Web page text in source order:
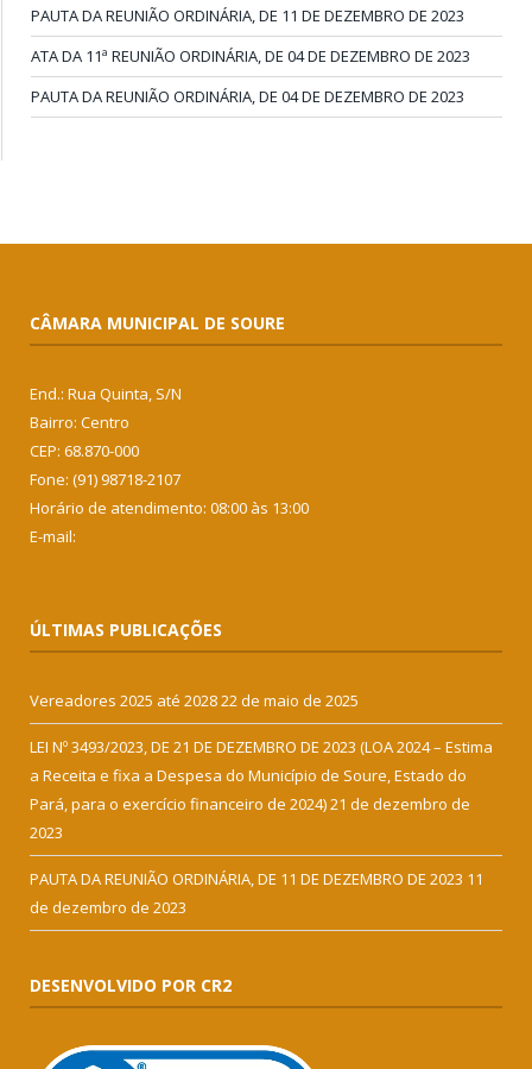
PAUTA DA REUNIÃO ORDINÁRIA, DE 11 DE DEZEMBRO DE 2023
ATA DA 11ª REUNIÃO ORDINÁRIA, DE 04 DE DEZEMBRO DE 2023
PAUTA DA REUNIÃO ORDINÁRIA, DE 04 DE DEZEMBRO DE 2023
CÂMARA MUNICIPAL DE SOURE
End.: Rua Quinta, S/N
Bairro: Centro
CEP: 68.870-000
Fone: (91) 98718-2107
Horário de atendimento: 08:00 às 13:00
E-mail:
ÚLTIMAS PUBLICAÇÕES
Vereadores 2025 até 202822 de maio de 2025
LEI Nº 3493/2023, DE 21 DE DEZEMBRO DE 2023 (LOA 2024 – Estima
a Receita e fixa a Despesa do Município de Soure, Estado do
Pará, para o exercício financeiro de 2024)21 de dezembro de
2023
PAUTA DA REUNIÃO ORDINÁRIA, DE 11 DE DEZEMBRO DE 2023 11
de dezembro de 2023
DESENVOLVIDO POR CR2